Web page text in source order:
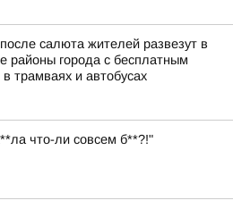
после салюта жителей развезут в
районы города с бесплатным
трамваях и автобусах
что-ли совсем б**?!"